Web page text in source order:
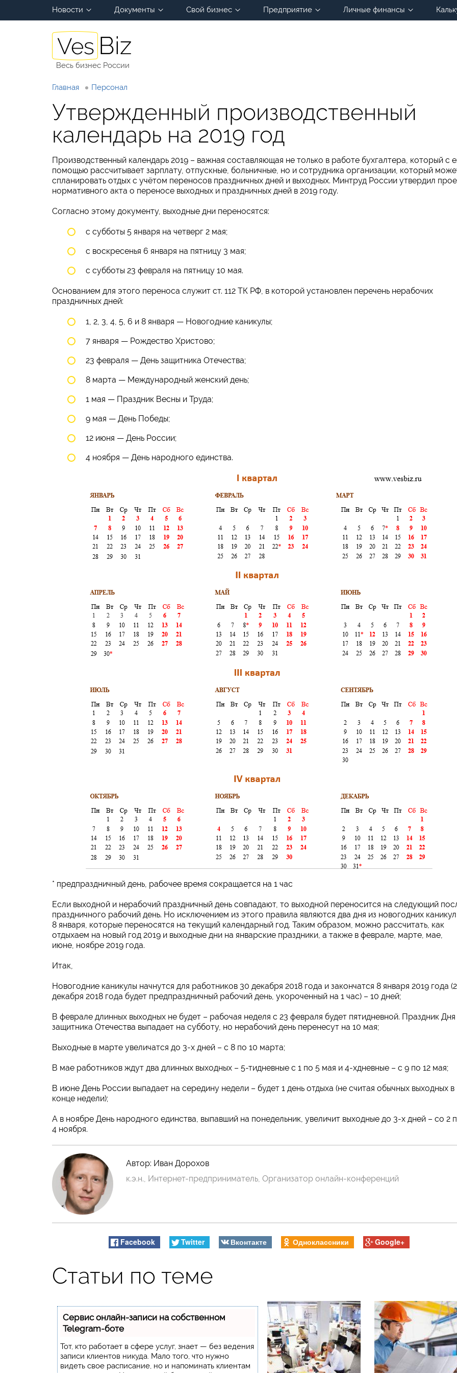
Новости Документы Свой бизнес Предприятие Личные финансы
Весь бизнес России
Главная Персонал
Утвержденный производственный
календарь на 2019 год
Производственный календарь 2019 – важная составляющая не только в работе бухгалтера, который с
помощью рассчитывает зарплату, отпускные, больничные, но и сотрудника организации, который
спланировать отдых с учётом переносов праздничных дней и выходных. Минтруд России утвердил
нормативного акта о переносе выходных и праздничных дней в 2019 году.
Согласно этому документу, выходные дни переносятся:
с субботы 5 января на четверг 2 мая;
с воскресенья 6 января на пятницу 3 мая;
с субботы 23 февраля на пятницу 10 мая.
Основанием для этого переноса служит ст. 112 ТК РФ, в которой установлен перечень нерабочих
праздничных дней:
1, 2, 3, 4, 5, 6 и 8 января — Новогодние каникулы;
7 января — Рождество Христово;
23 февраля — День защитника Отечества;
8 марта — Международный женский день;
1 мая — Праздник Весны и Труда;
9 мая — День Победы;
12 июня — День России;
4 ноября — День народного единства.
* предпраздничный день, рабочее время сокращается на 1 час
Если выходной и нерабочий праздничный день совпадают, то выходной переносится на следующий
праздничного рабочий день. Но исключением из этого правила являются два дня из новогодних
8 января, которые переносятся на текущий календарный год. Таким образом, можно рассчитать, как
отдыхаем на новый год 2019 и выходные дни на январские праздники, а также в феврале, марте, мае,
июне, ноябре 2019 года.
Итак,
Новогодние каникулы начнутся для работников 30 декабря 2018 года и закончатся 8 января 2019 года
декабря 2018 года будет предпраздничный рабочий день, укороченный на 1 час) – 10 дней;
В феврале длинных выходных не будет – рабочая неделя с 23 февраля будет пятидневной. Праздник Дня
защитника Отечества выпадает на субботу, но нерабочий день перенесут на 10 мая;
Выходные в марте увеличатся до 3-х дней – с 8 по 10 марта;
В мае работников ждут два длинных выходных – 5-тидневные с 1 по 5 мая и 4-хдневные – с 9 по 12 мая;
В июне День России выпадает на середину недели – будет 1 день отдыха (не считая обычных выходных в
конце недели);
А в ноябре День народного единства, выпавший на понедельник, увеличит выходные до 3-х дней – со 2
4 ноября.
Автор: Иван Дорохов
к.э.н., Интернет-предприниматель, Организатор онлайн-конференций
Facebook Twitter Вконтакте Одноклассники Google+
Статьи по теме
Сервис онлайн-записи на собственном
Telegram-боте
Тот, кто работает в сфере услуг, знает — без ведения
записи клиентов никуда. Мало того, что нужно
видеть свое расписание, но и напоминать клиентам